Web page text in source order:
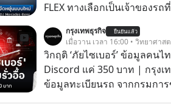
FLEX ทางเลือกเป็นเจ้าของรถที่ยืดหยุ่
StarChoice” ตอบโจทย์
รถที่ออกแบบการเงินได้เอง ค
คืนรถ หรือซื้อขาดก็ได้ เช่น
กรุงเทพธุรกิจ ยืนยันแล้ว
เมื่อวาน เวลา 16:00 • วิทยาศาส
วิกฤติ ‘ภัยไซเบอร์’ ข้อมูลคนไ
Discord แค่ 350 บาท | กรุงเ
ข้อมูลทะเบียนรถ จากกรมกา